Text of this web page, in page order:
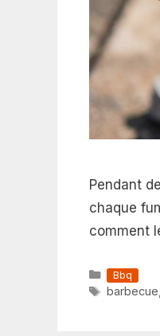
Pendant
chaque
comment
Catégories
Bbq
Étiquettes
barbecue